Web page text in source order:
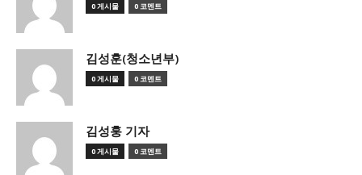
0 게시물 0 코멘트
김성훈(청소년부)
0 게시물 0 코멘트
김성훙 기자
0 게시물 0 코멘트